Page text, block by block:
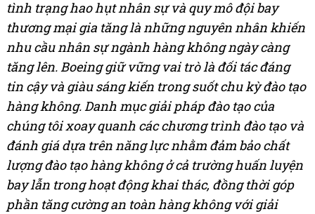
tình trạng hao hụt nhân sự và quy mô đội bay
thương mại gia tăng là những nguyên nhân khiến
nhu cầu nhân sự ngành hàng không ngày càng
tăng lên. Boeing giữ vững vai trò là đối tác đáng
tin cậy và giàu sáng kiến trong suốt chu kỳ đào tạo
hàng không. Danh mục giải pháp đào tạo của
chúng tôi xoay quanh các chương trình đào tạo và
đánh giá dựa trên năng lực nhằm đảm bảo chất
lượng đào tạo hàng không ở cả trường huấn luyện
bay lẫn trong hoạt động khai thác, đồng thời góp
phần tăng cường an toàn hàng không với giải